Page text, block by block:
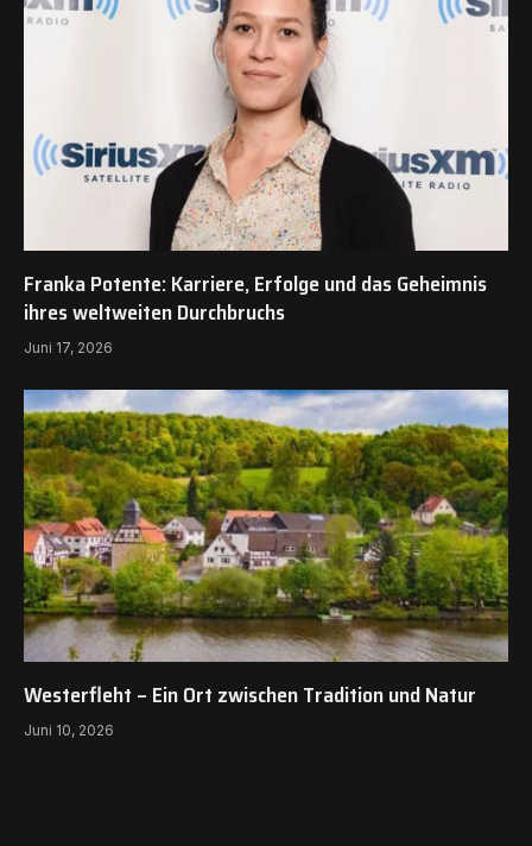
Franka Potente: Karriere, Erfolge und das Geheimnis
ihres weltweiten Durchbruchs
Juni 17, 2026
Westerfleht – Ein Ort zwischen Tradition und Natur
Juni 10, 2026